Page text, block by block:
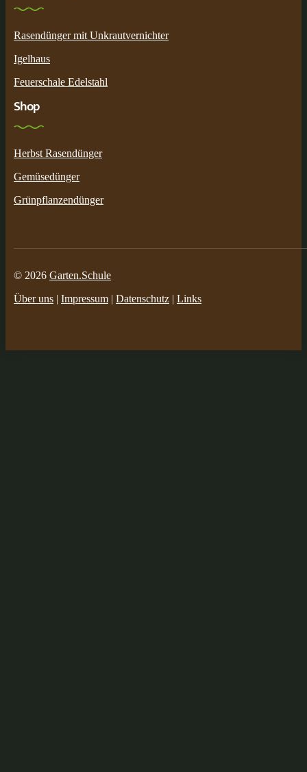
Rasendünger mit Unkrautvernichter
Igelhaus
Feuerschale Edelstahl
Shop
Herbst Rasendünger
Gemüsedünger
Grünpflanzendünger
© 2026 Garten.Schule
Über uns | Impressum | Datenschutz | Links